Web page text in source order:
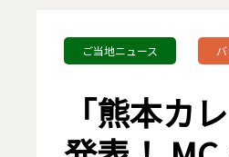
ご当地ニュース
「熊本カ